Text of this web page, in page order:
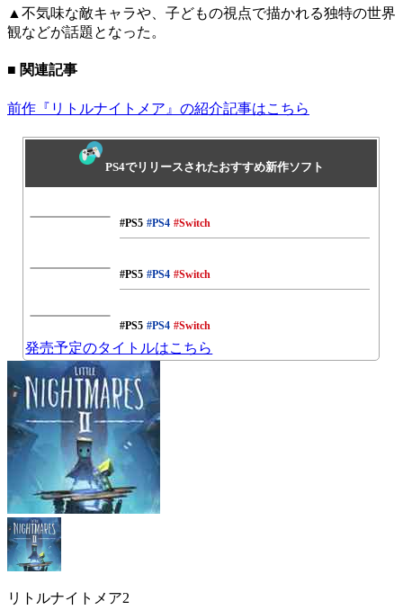
▲不気味な敵キャラや、子どもの視点で描かれる独特の世界
観などが話題となった。
■ 関連記事
前作『リトルナイトメア』の紹介記事はこちら
PS4でリリースされたおすすめ新作ソフト
#PS5 #PS4 #Switch
#PS5 #PS4 #Switch
#PS5 #PS4 #Switch
発売予定のタイトルはこちら
リトルナイトメア2